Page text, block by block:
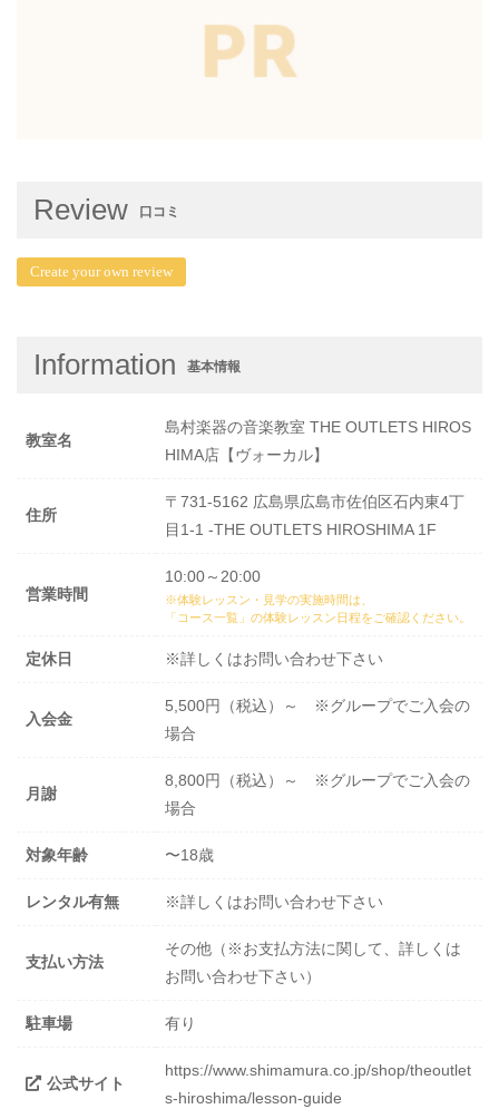
Review 口コミ
Create your own review
Information 基本情報
教室名
島村楽器の音楽教室 THE OUTLETS HIROS
HIMA店【ヴォーカル】
住所
〒731-5162 広島県広島市佐伯区石内東4丁
目1-1 -THE OUTLETS HIROSHIMA 1F
営業時間
10:00～20:00
※体験レッスン・見学の実施時間は、
「コース一覧」の体験レッスン日程をご確認ください。
定休日 ※詳しくはお問い合わせ下さい
入会金
5,500円（税込）～ ※グループでご入会の
場合
月謝
8,800円（税込）～ ※グループでご入会の
場合
対象年齢 〜18歳
レンタル有無 ※詳しくはお問い合わせ下さい
支払い方法
その他（※お支払方法に関して、詳しくは
お問い合わせ下さい）
駐車場 有り
公式サイト
https://www.shimamura.co.jp/shop/theoutlet
s-hiroshima/lesson-guide